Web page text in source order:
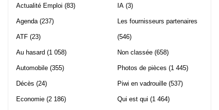
Actualité Emploi (83)
Agenda (237)
ATF (23)
Au hasard (1 058)
Automobile (355)
Décès (24)
Economie (2 186)
IA (3)
Les fournisseurs partenaires
(546)
Non classée (658)
Photos de pièces (1 445)
Piwi en vadrouille (537)
Qui est qui (1 464)